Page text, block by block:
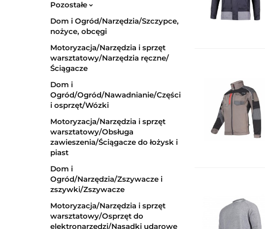
Pozostałe
Dom i Ogród/Narzędzia/Szczypce,
nożyce, obcęgi
Motoryzacja/Narzędzia i sprzęt
warsztatowy/Narzędzia ręczne/
Ściągacze
Dom i
Ogród/Ogród/Nawadnianie/Części
i osprzęt/Wózki
Motoryzacja/Narzędzia i sprzęt
warsztatowy/Obsługa
zawieszenia/Ściągacze do łożysk i
piast
Dom i
Ogród/Narzędzia/Zszywacze i
zszywki/Zszywacze
Motoryzacja/Narzędzia i sprzęt
warsztatowy/Osprzęt do
elektronarzędzi/Nasadki udarowe